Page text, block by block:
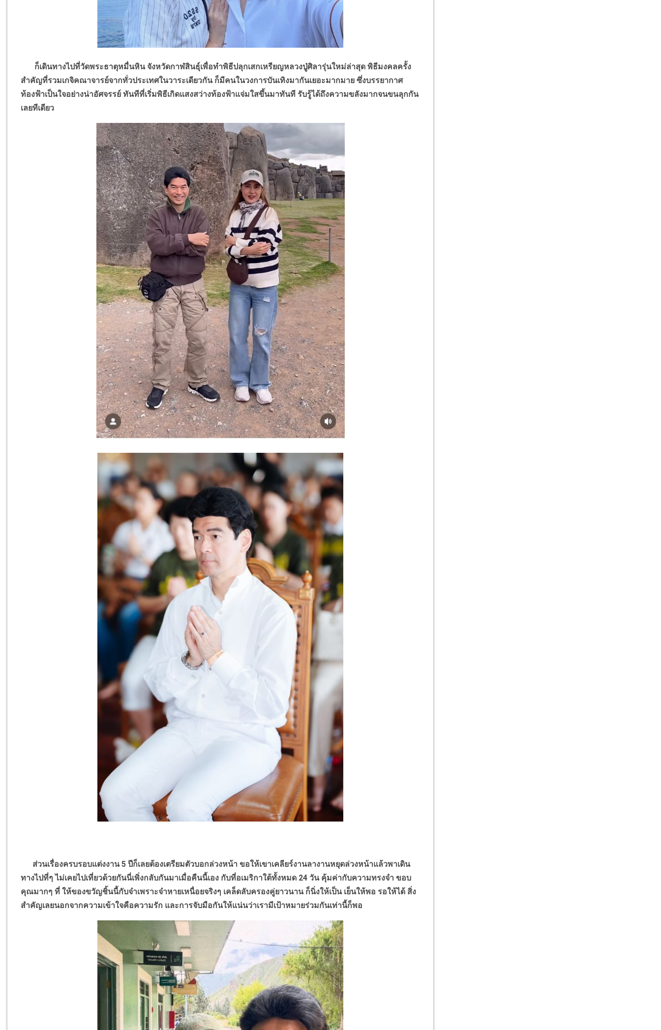
ก็เดินทางไปที่วัดพระธาตุหมื่นหิน จังหวัดกาฬสินธุ์เพื่อทำพิธีปลุกเสกเหรียญหลวงปู่ศิลารุ่นใหม่ล่าสุด พิธีมงคลครั้ง
สำคัญที่รวมเกจิคณาจารย์จากทั่วประเทศในวาระเดียวกัน ก็มีคนในวงการบันเทิงมากันเยอะมากมาย ซึ่งบรรยากาศ
ท้องฟ้าเป็นใจอย่างน่าอัศจรรย์ ทันทีที่เริ่มพิธีเกิดแสงสว่างท้องฟ้าแจ่มใสขึ้นมาทันที รับรู้ได้ถึงความขลังมากจนขนลุกกัน
เลยทีเดียว
ส่วนเรื่องครบรอบแต่งงาน 5 ปีก็เลยต้องเตรียมตัวบอกล่วงหน้า ขอให้เขาเคลียร์งานลางานหยุดล่วงหน้าแล้วพาเดิน
ทางไปที่ๆ ไม่เคยไปเที่ยวด้วยกันนี่เพิ่งกลับกันมาเมื่อคืนนี้เอง กับที่อเมริกาใต้ทั้งหมด 24 วัน คุ้มค่ากับความทรงจำ ขอบ
คุณมากๆ ที่ ให้ของขวัญชิ้นนี้กับจ๋าเพราะจ๋าหายเหนื่อยจริงๆ เคล็ดลับครองคู่ยาวนาน ก็นิ่งให้เป็น เย็นให้พอ รอให้ได้ สิ่ง
สำคัญเลยนอกจากความเข้าใจคือความรัก และการจับมือกันให้แน่นว่าเรามีเป้าหมายร่วมกันเท่านี้ก็พอ